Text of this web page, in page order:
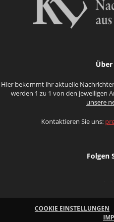
Hier bekommt ihr aktuelle
werden 1 zu 1 von den jeweiligen
unsere
Kontaktieren Sie uns:
Folgen
COOKIE EINSTELLUNGEN